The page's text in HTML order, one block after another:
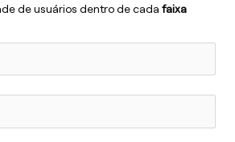
de usuários dentro de cada faixa